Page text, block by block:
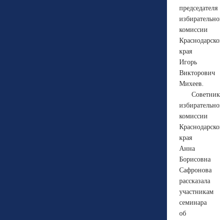
председателя
комиссии
края
Игорь
Викторович
Михеев.
Советник
комиссии
края
Анна
Борисовна
Сафронова
рассказала
участникам
семинара
об